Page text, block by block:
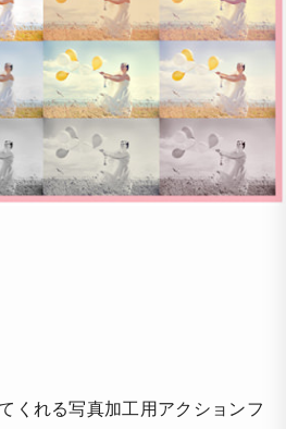
くれる写真加工用アクションフ